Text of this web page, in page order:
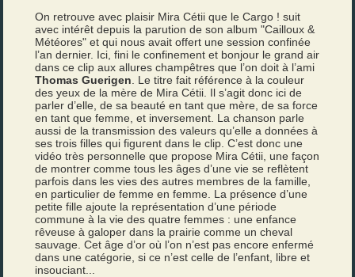
On retrouve avec plaisir Mira Cétii que le Cargo ! suit
avec intérêt depuis la parution de son album "Cailloux &
Météores" et qui nous avait offert une session confinée
l’an dernier. Ici, fini le confinement et bonjour le grand air
dans ce clip aux allures champêtres que l’on doit à l’ami
Thomas Guerigen . Le titre fait référence à la couleur
des yeux de la mère de Mira Cétii. Il s’agit donc ici de
parler d’elle, de sa beauté en tant que mère, de sa force
en tant que femme, et inversement. La chanson parle
aussi de la transmission des valeurs qu’elle a données à
ses trois filles qui figurent dans le clip. C’est donc une
vidéo très personnelle que propose Mira Cétii, une façon
de montrer comme tous les âges d’une vie se reflètent
parfois dans les vies des autres membres de la famille,
en particulier de femme en femme. La présence d’une
petite fille ajoute la représentation d’une période
commune à la vie des quatre femmes : une enfance
rêveuse à galoper dans la prairie comme un cheval
sauvage. Cet âge d’or où l’on n’est pas encore enfermé
dans une catégorie, si ce n’est celle de l’enfant, libre et
insouciant...